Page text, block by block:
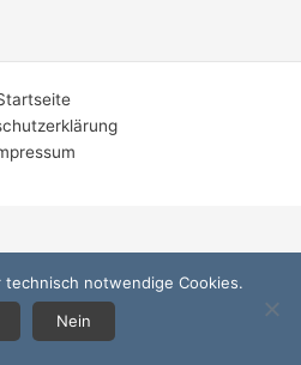
notwendige Cookies.
Nein